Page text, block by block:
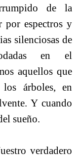
de la
por espectros y
silenciosas de
en el
aquellos que
árboles, en
Y cuando
sueño.
verdadero